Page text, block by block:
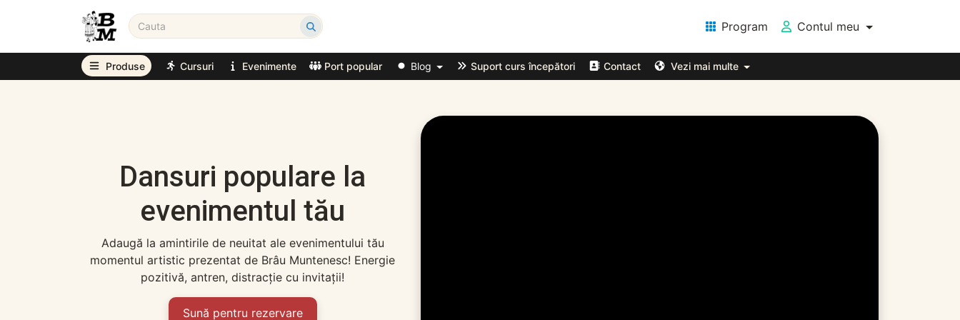
Program Contul meu
Produse Cursuri Evenimente Port popular Blog Suport curs începători Contact Vezi mai multe
Dansuri populare la
evenimentul tău
Adaugă la amintirile de neuitat ale evenimentului tău
momentul artistic prezentat de Brâu Muntenesc! Energie
pozitivă, antren, distracție cu invitații!
Sună pentru rezervare